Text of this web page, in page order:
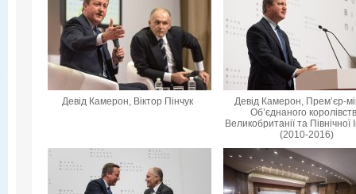
Девід Камерон, Віктор Пінчук
Девід Камерон, Прем’єр-
Об’єднаного
Великобританії та Північної
(2010-2016)